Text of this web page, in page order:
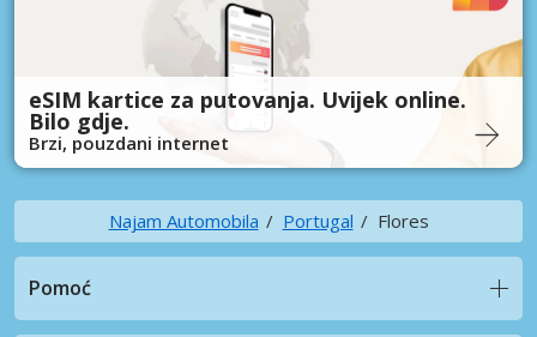
eSIM kartice za putovanja. Uvijek online.
Bilo gdje.
Brzi, pouzdani internet
Najam Automobila Portugal Flores
Pomoć